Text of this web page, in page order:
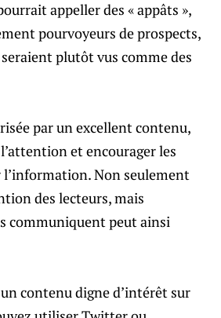
appeller des « appâts »,
pourvoyeurs de prospects,
plutôt vus comme des
par un excellent contenu,
et encourager les
l’information. Non seulement
des lecteurs, mais
communiquent peut ainsi
contenu digne d’intérêt sur